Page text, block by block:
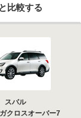
比較する
スバル
クロスオーバー7